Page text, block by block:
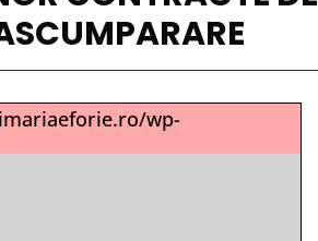
wp-